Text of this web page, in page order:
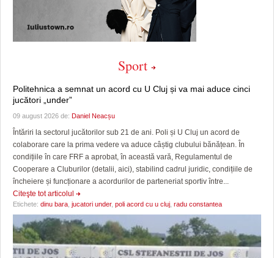
Sport
Politehnica a semnat un acord cu U Cluj și va mai aduce cinci
jucători „under”
09 august 2026 de: Daniel Neacșu
Întăriri la sectorul jucătorilor sub 21 de ani. Poli și U Cluj un acord de
colaborare care la prima vedere va aduce câștig clubului bănățean. În
condițiile în care FRF a aprobat, în această vară, Regulamentul de
Cooperare a Cluburilor (detalii, aici), stabilind cadrul juridic, condițiile de
încheiere și funcționare a acordurilor de parteneriat sportiv între...
Citeşte tot articolul
Etichete: dinu bara jucatori under, poli acord cu u cluj radu constantea